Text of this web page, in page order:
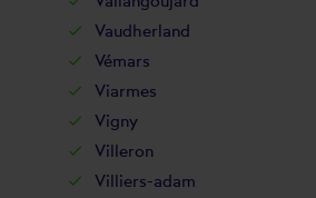
Vaudherland
Vémars
Viarmes
Vigny
Villeron
Villiers-adam